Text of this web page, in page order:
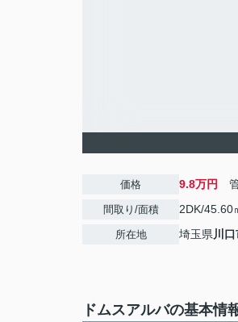
価格 9.8万円
間取り/面積 2DK/45.60
所在地 埼玉県川
ドムスアルバの基本情